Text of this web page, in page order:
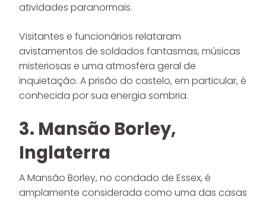
atividades paranormais.
Visitantes e funcionários relataram
avistamentos de soldados fantasmas, músicas
misteriosas e uma atmosfera geral de
inquietação. A prisão do castelo, em particular, é
conhecida por sua energia sombria.
3. Mansão Borley,
Inglaterra
A Mansão Borley, no condado de Essex, é
amplamente considerada como uma das casas